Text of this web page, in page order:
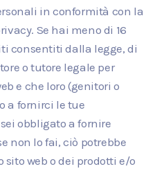
in conformità con la
Se hai meno di 16
consentiti dalla legge, di
o tutore legale per
e che loro (genitori o
a fornirci le tue
obbligato a fornire
non lo fai, ciò potrebbe
web o dei prodotti e/o